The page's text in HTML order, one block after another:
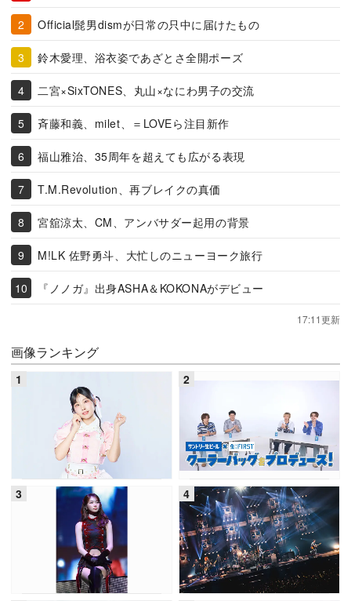
Official髭男dismが日常の只中に届けたもの
鈴木愛理、浴衣姿であざとさ全開ポーズ
二宮×SixTONES、丸山×なにわ男子の交流
斉藤和義、milet、＝LOVEら注目新作
福山雅治、35周年を超えても広がる表現
T.M.Revolution、再ブレイクの真価
宮舘涼太、CM、アンバサダー起用の背景
M!LK 佐野勇斗、大忙しのニューヨーク旅行
『ノノガ』出身ASHA＆KOKONAがデビュー
17:11更新
画像ランキング